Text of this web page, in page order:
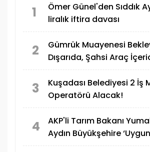
Gecede, klasik müziğin sevilen
düzenlemelerle yeniden
ulaştığı, unutulmaz bir
olacak.
1
Ömer Günel'den Sıddık
liralık iftira davası
2
Gümrük Muayenesi
Dışarıda, Şahsi Araç
3
Kuşadası Belediyesi 2 İş
Operatörü Alacak!
4
AKP'li Tarım Bakanı
Aydın Büyükşehire